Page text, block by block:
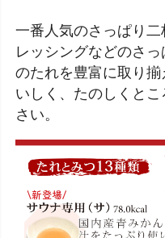
一番人気のさっぱり
レッシングなどのさ
のたれを豊富に取り
いしく、たのしくと
さい。